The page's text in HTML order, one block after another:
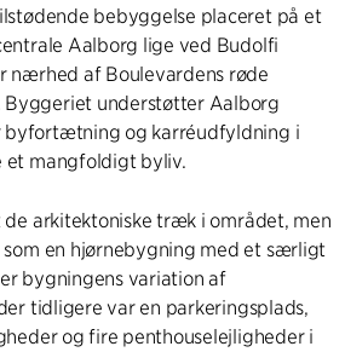
bebyggelse placeret på et
Aalborg lige ved Budolfi
nærhed af Boulevardens røde
Byggeriet understøtter Aalborg
byfortætning og karréudfyldning i
et mangfoldigt byliv.
arkitektoniske træk i området, men
en hjørnebygning med et særligt
bygningens variation af
tidligere var en parkeringsplads,
og fire penthouselejligheder i